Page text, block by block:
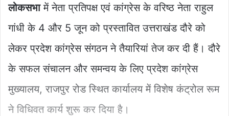
c
e
b
o
o
k
at
s
A
p
p
ai
l
p
y
Li
k
ar
e
लोकसभामें नेता प्रतिपक्ष एवं कांग्रेस के वरिष्ठ नेता राहुल
गांधी के 4 और 5 जून को प्रस्तावित उत्तराखंड दौरे को
लेकर प्रदेश कांग्रेस संगठन ने तैयारियां तेज कर दी हैं। दौरे
के सफल संचालन और समन्वय के लिए प्रदेश कांग्रेस
मुख्यालय, राजपुर रोड स्थित कार्यालय में विशेष कंट्रोल रूम
ने विधिवत कार्य शुरू कर दिया है।